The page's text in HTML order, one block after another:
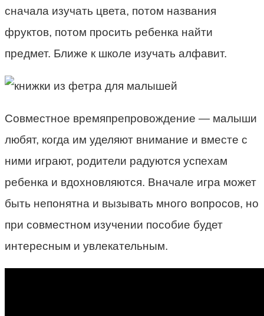
сначала изучать цвета, потом названия
фруктов, потом просить ребенка найти
предмет. Ближе к школе изучать алфавит.
Совместное времяпрепровождение — малыши
любят, когда им уделяют внимание и вместе с
ними играют, родители радуются успехам
ребенка и вдохновляются. Вначале игра может
быть непонятна и вызывать много вопросов, но
при совместном изучении пособие будет
интересным и увлекательным.